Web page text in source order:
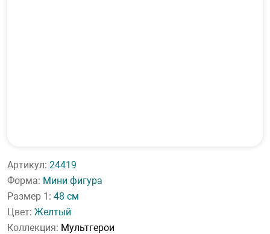
Артикул: 24419
Форма: Мини фигура
Размер 1: 48 см
Цвет: Желтый
Коллекция: Мультгерои